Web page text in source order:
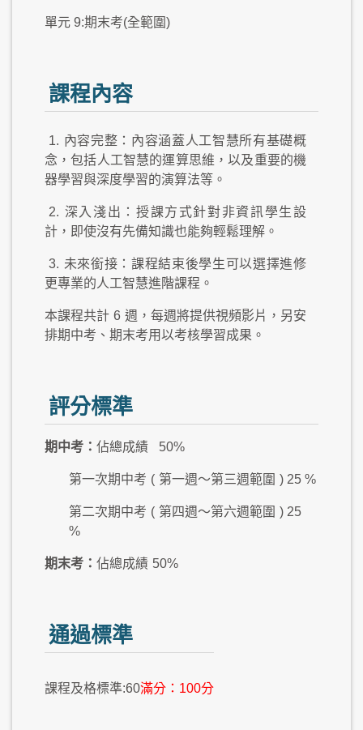
單元 9:期末考(全範圍)
課程內容
1. 內容完整：內容涵蓋人工智慧所有基礎概
念，包括人工智慧的運算思維，以及重要的機
器學習與深度學習的演算法等。
2. 深入淺出：授課方式針對非資訊學生設
計，即使沒有先備知識也能夠輕鬆理解。
3. 未來銜接：課程結束後學生可以選擇進修
更專業的人工智慧進階課程。
本課程共計 6 週，每週將提供視頻影片，另安
排期中考、期末考用以考核學習成果。
評分標準
期中考： 佔總成績 50%
第一次期中考 ( 第一週～第三週範圍 ) 25 %
第二次期中考 ( 第四週～第六週範圍 ) 25
%
期末考： 佔總成績 50%
通過標準
課程及格標準:60滿分：100分